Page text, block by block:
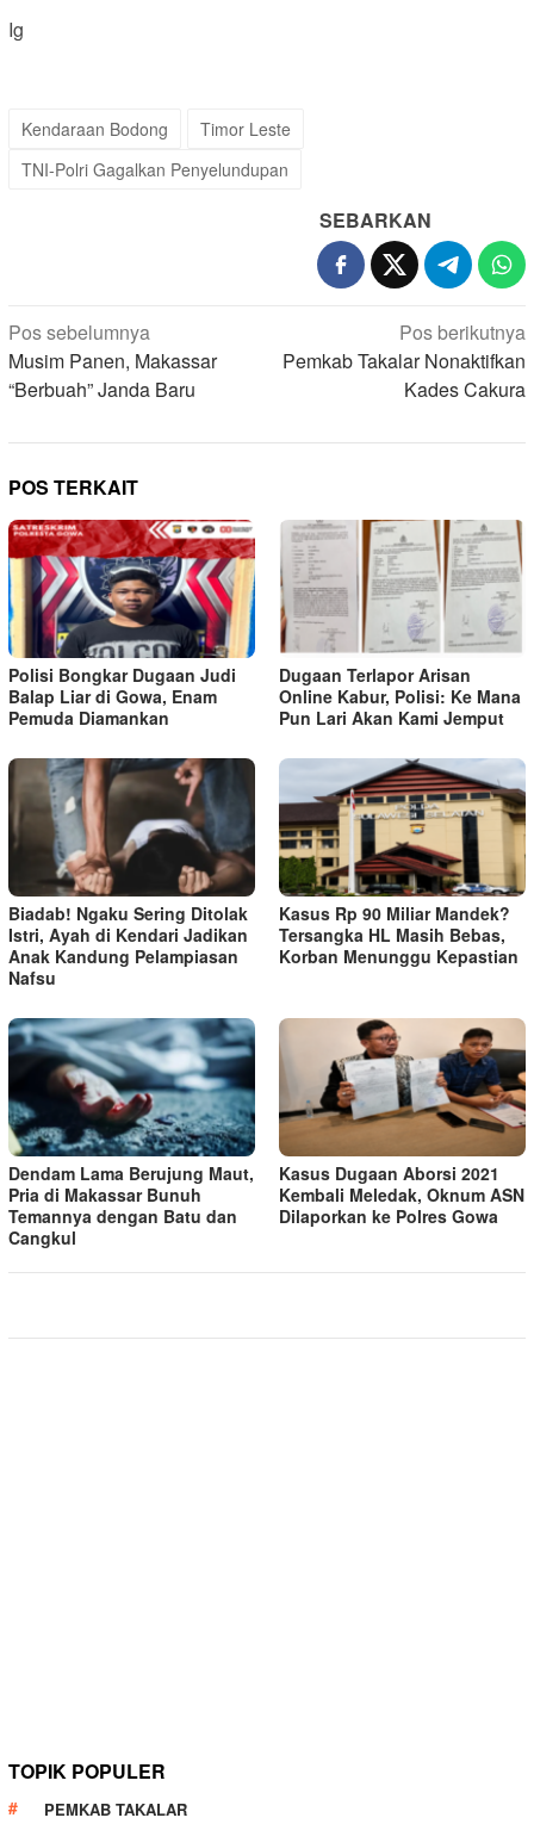
Ig
Kendaraan Bodong
Timor Leste
TNI-Polri Gagalkan Penyelundupan
SEBARKAN
Navigasi
pos
Pos sebelumnya
Musim Panen, Makassar
“Berbuah” Janda Baru
Pos berikutnya
Pemkab Takalar Nonaktifkan
Kades Cakura
POS TERKAIT
Polisi Bongkar Dugaan Judi
Balap Liar di Gowa, Enam
Pemuda Diamankan
Dugaan Terlapor Arisan
Online Kabur, Polisi: Ke Mana
Pun Lari Akan Kami Jemput
Biadab! Ngaku Sering Ditolak
Istri, Ayah di Kendari Jadikan
Anak Kandung Pelampiasan
Nafsu
Kasus Rp 90 Miliar Mandek?
Tersangka HL Masih Bebas,
Korban Menunggu Kepastian
Dendam Lama Berujung Maut,
Pria di Makassar Bunuh
Temannya dengan Batu dan
Cangkul
Kasus Dugaan Aborsi 2021
Kembali Meledak, Oknum ASN
Dilaporkan ke Polres Gowa
TOPIK POPULER
PEMKAB TAKALAR